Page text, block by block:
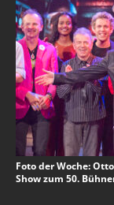
Foto der Woche:
Show zum 50.